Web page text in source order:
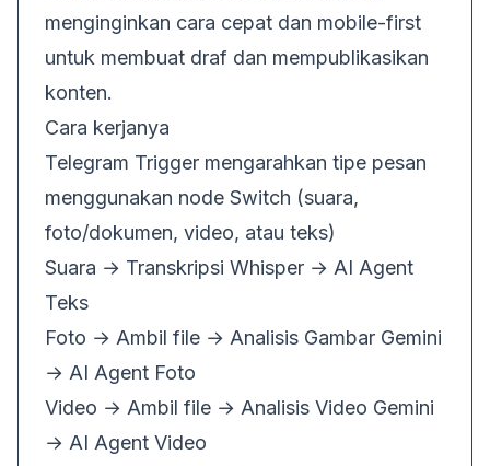
menginginkan cara cepat dan mobile-first
untuk membuat draf dan mempublikasikan
konten.
Cara kerjanya
Telegram Trigger mengarahkan tipe pesan
menggunakan node Switch (suara,
foto/dokumen, video, atau teks)
Suara → Transkripsi Whisper → AI Agent
Teks
Foto → Ambil file → Analisis Gambar Gemini
→ AI Agent Foto
Video → Ambil file → Analisis Video Gemini
→ AI Agent Video